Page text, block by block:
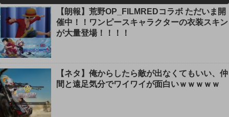
【朗報】荒野OP_FILMREDコラボ ただいま開
催中！！ワンピースキャラクターの衣装スキン
が大量登場！！！！
【ネタ】俺からしたら敵が出なくてもいい、仲
間と遠足気分でワイワイが面白いｗｗｗｗｗ